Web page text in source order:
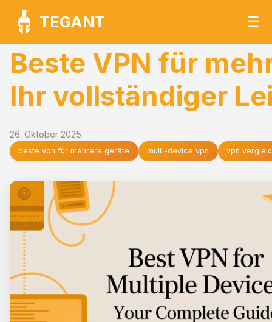
TEGANT ☰
Beste VPN für
Ihr vollständiger
26. Oktober 2025
beste vpn für mehrere geräte multi-device vpn vpn